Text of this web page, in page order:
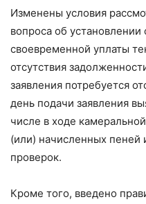
Изменены условия
вопроса об
своевременной уплаты
отсутствия
заявления потребуется
день подачи заявления
числе в ходе
(или) начисленных пеней
проверок.
Кроме того, введено